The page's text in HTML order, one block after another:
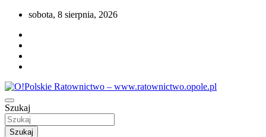
Przejdź
treści
sobota, 8 sierpnia, 2026
O!Polskie Ratownictwo –
www.ratownictwo.opole.pl
Portal opolskiego i polskiego ratownictwa.
Szukaj
Szukaj